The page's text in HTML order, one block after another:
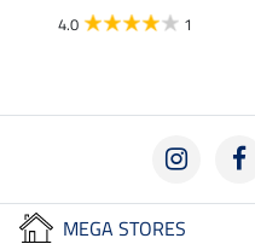
4.0 1
MEGA STORES